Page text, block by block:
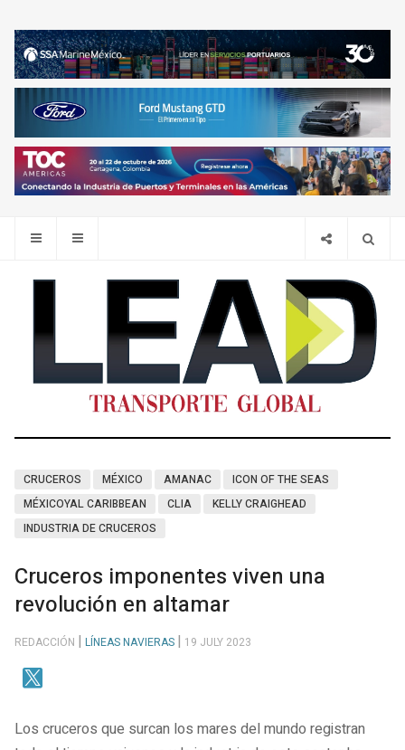
CRUCEROS MÉXICO AMANAC
ICON OF THE SEAS
MÉXICOYAL CARIBBEAN
CLIA
KELLY CRAIGHEAD
INDUSTRIA DE CRUCEROS
Cruceros imponentes viven una
revolución en altamar
REDACCIÓN LÍNEAS NAVIERAS 19 JULY 2023
Los cruceros que surcan los mares del mundo registran